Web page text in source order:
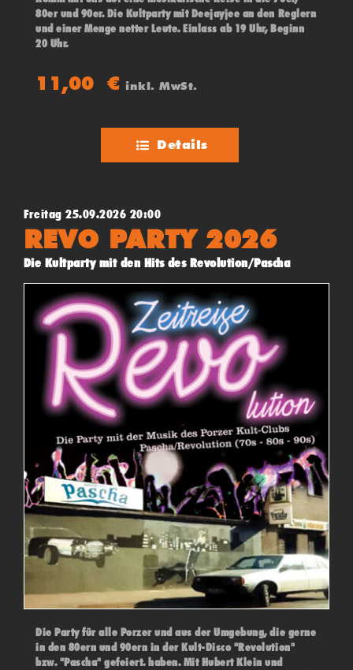
80er und 90er. Die Kultparty mit Deejayjee an den Reglern
und einer Menge netter Leute. Einlass ab 19 Uhr, Beginn
20 Uhr.
11,00€ inkl. MwSt.
Details
Freitag 25.09.2026 20:00
REVO PARTY 2026
Die Kultparty mit den Hits des Revolution/Pascha
Die Party für alle Porzer und aus der Umgebung, die gerne
in den 80ern und 90ern in der Kult-Disco "Revolution"
bzw. "Pascha" gefeiert. haben. Mit Hubert Klein und